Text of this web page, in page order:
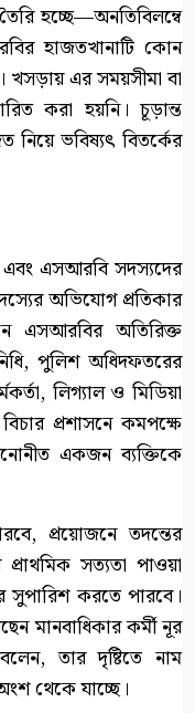
হচ্ছে—অনতিবিলম্বে
হাজতখানাটি কোন
খসড়ায় এর সময়সীমা বা
করা হয়নি। চূড়ান্ত
ভবিষ্যৎ বিতর্কের
এসআরবি সদস্যদের
অভিযোগ প্রতিকার
এসআরবির অতিরিক্ত
পুলিশ অধিদফতরের
লিগ্যাল ও মিডিয়া
প্রশাসনে কমপক্ষে
একজন ব্যক্তিকে
প্রয়োজনে তদন্তের
সত্যতা পাওয়া
সুপারিশ করতে পারবে।
মানবাধিকার কর্মী নূর
তার দৃষ্টিতে নাম
থেকে যাচ্ছে।